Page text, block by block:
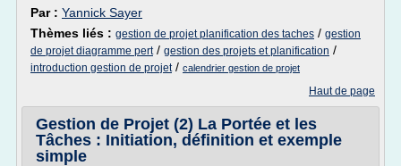
Par : Yannick Sayer
Thèmes liés : gestion de projet planification des taches / gestion
de projet diagramme pert/ gestion des projets et planification /
introduction gestion de projet/ calendrier gestion de projet
Haut de page
Gestion de Projet (2) La Portée et les
Tâches : Initiation, définition et exemple
simple